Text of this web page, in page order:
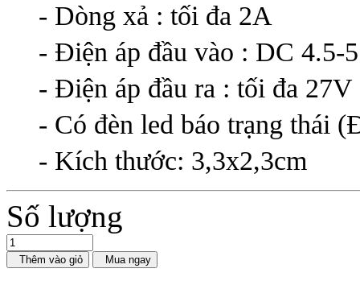
- Dòng xả : tối đa 2A
- Điện áp đầu vào : DC 4.5-
- Điện áp đầu ra : tối đa
- Có đèn led báo trạng thái
- Kích thước: 3,3x2,3cm
Số lượng
Thêm vào giỏ Mua ngay